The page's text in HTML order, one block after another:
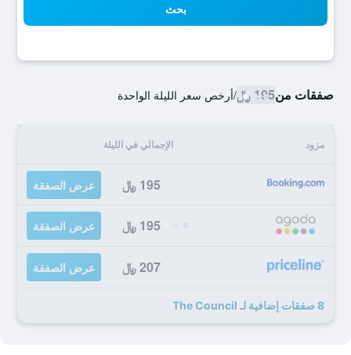
بحث
صفقات من195 ﷼ /أرخص سعر الليلة الواحدة
مزود الإجمالي في الليلة
195 ﷼ عرض الصفقة
195 ﷼ عرض الصفقة
207 ﷼ عرض الصفقة
8 صفقات إضافية لـ The Council